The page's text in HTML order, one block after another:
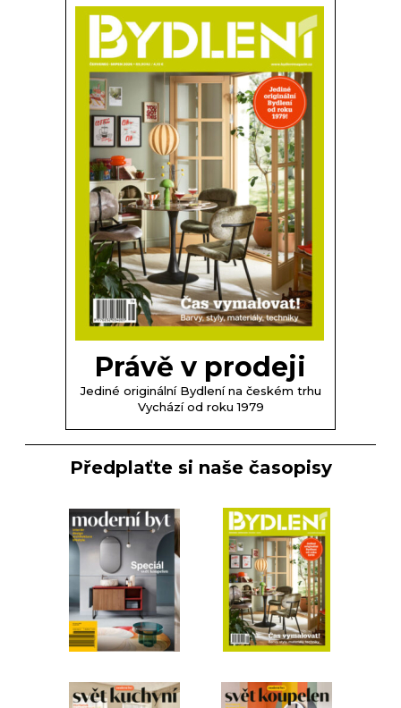
Právě v prodeji
Jediné originální Bydlení na českém trhu
Vychází od roku 1979
Předplaťte si naše časopisy